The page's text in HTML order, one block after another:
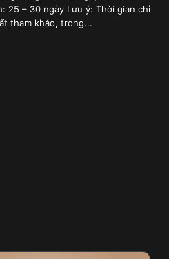
25 – 30 ngày Lưu ý: Thời gian chỉ
tham khảo, trong...